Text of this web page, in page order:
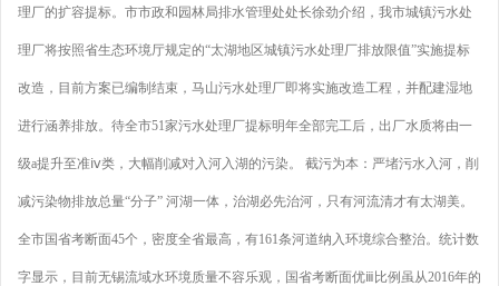
理厂的扩容提标。市市政和园林局排水管理处处长徐劲介绍，我市城镇污水处
理厂将按照省生态环境厅规定的“太湖地区城镇污水处理厂排放限值”实施提标
改造，目前方案已编制结束，马山污水处理厂即将实施改造工程，并配建湿地
进行涵养排放。待全市51家污水处理厂提标明年全部完工后，出厂水质将由一
级a提升至准ⅳ类，大幅削减对入河入湖的污染。 截污为本：严堵污水入河，削
减污染物排放总量“分子” 河湖一体，治湖必先治河，只有河流清才有太湖美。
全市国省考断面45个，密度全省最高，有161条河道纳入环境综合整治。统计数
字显示，目前无锡流域水环境质量不容乐观，国省考断面优ⅲ比例虽从2016年的